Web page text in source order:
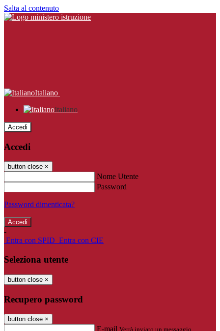
Salta al contenuto
Italiano
Italiano
Accedi
Accedi
button close ×
Nome Utente
Password
Password dimenticata?
-
Entra con SPID Entra con CIE
Seleziona utente
button close ×
Recupero password
button close ×
E-mail Verrà inviato un messaggio